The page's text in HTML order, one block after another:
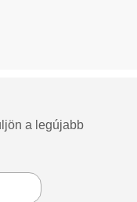
a legújabb